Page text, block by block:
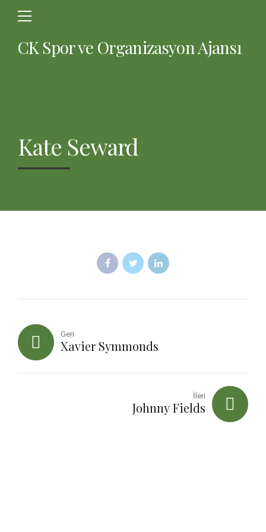
CK Spor ve Organizasyon Ajansı
Kate Seward
Geri
Xavier Symmonds
İleri
Johnny Fields